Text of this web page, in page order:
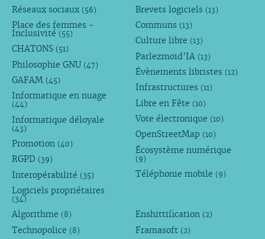
Réseaux sociaux (56)
Place des femmes -
Inclusivité (55)
CHATONS (51)
Philosophie GNU (47)
GAFAM (45)
Informatique en nuage
(44)
Informatique déloyale
(43)
Promotion (40)
RGPD (39)
Interopérabilité (35)
Logiciels propriétaires
(34)
Brevets logiciels (13)
Communs (13)
Culture libre (13)
Parlezmoid’IA (13)
Évènements libristes (12)
Infrastructures (11)
Libre en Fête (10)
Vote électronique (10)
OpenStreetMap (10)
Écosystème numérique
(9)
Téléphonie mobile (9)
Algorithme (8)
Technopolice (8)
Enshittification (2)
Framasoft (2)